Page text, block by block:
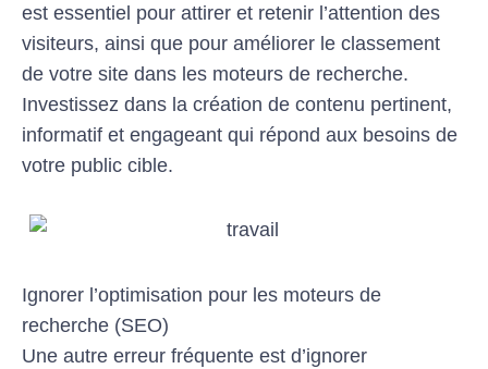
est essentiel pour attirer et retenir l’attention des
visiteurs, ainsi que pour améliorer le classement
de votre site dans les moteurs de recherche.
Investissez dans la création de contenu pertinent,
informatif et engageant qui répond aux besoins de
votre public cible.
Ignorer l’optimisation pour les moteurs de
recherche (SEO)
Une autre erreur fréquente est d’ignorer